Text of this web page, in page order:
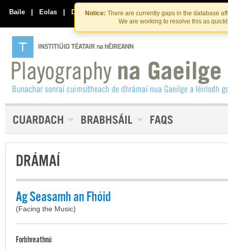
Skip
to
the
content
Skip
to
content
Notice: There are currently gaps in the database
We are working to resolve this as
Baile | Eolas | Déan Teagmháil Linn
DRÁMAÍ
Ag Seasamh an Fhóid
(Facing the Music)
Forbhreathnú